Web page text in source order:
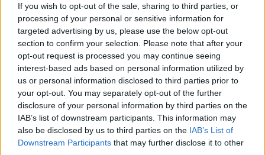
If you wish to opt-out of the sale, sharing to third parties, or
processing of your personal or sensitive information for
targeted advertising by us, please use the below opt-out
section to confirm your selection. Please note that after your
opt-out request is processed you may continue seeing
interest-based ads based on personal information utilized by
us or personal information disclosed to third parties prior to
your opt-out. You may separately opt-out of the further
disclosure of your personal information by third parties on the
IAB’s list of downstream participants. This information may
also be disclosed by us to third parties on the IAB’s List of
Downstream Participants that may further disclose it to other
Potrebbe trattarsi di un fenomeno diffuso in
USA, chiamato Shoefiti, termine che si riferisce
alla pratica di legare tra loro i lacci di due
scarpe e di scagliare queste ultime in aria, in
modo da farle restare appese ai cavi delle linee
elettriche o telefoniche. Le scarpe sono legate
tra loro dai lacci e vengono lanciate verso i fili
come una sorta di bolas. Già il regista Tim